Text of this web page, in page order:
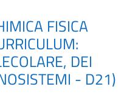
FISICA
DEI
- D21)